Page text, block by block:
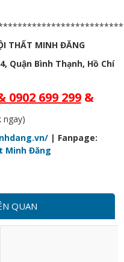
THẤT MINH ĐĂNG
Quận Bình Thạnh, Hồ Chí
0902 699 299 &
ngay)
| Fanpage:
Minh Đăng
QUAN